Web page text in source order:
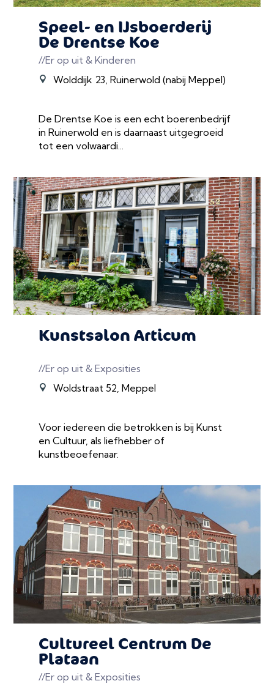
Speel- en IJsboerderij
De Drentse Koe
//Er op uit & Kinderen
Wolddijk 23, Ruinerwold (nabij Meppel)
De Drentse Koe is een echt boerenbedrijf
in Ruinerwold en is daarnaast uitgegroeid
tot een volwaardi...
Kunstsalon Articum
//Er op uit & Exposities
Woldstraat 52, Meppel
Voor iedereen die betrokken is bij Kunst
en Cultuur, als liefhebber of
kunstbeoefenaar.
Cultureel Centrum De
Plataan
//Er op uit & Exposities